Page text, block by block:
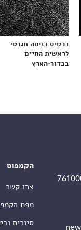
כרטיס כניסה מגנטי
לראשית החיים
בכדור-הארץ
הקמפוס
צרו קשר
מפת
סיורים